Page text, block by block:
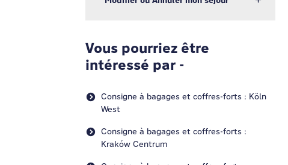
Vous pourriez être
intéressé par -
Consigne à bagages et coffres-forts : Köln
West
Consigne à bagages et coffres-forts :
Kraków Centrum